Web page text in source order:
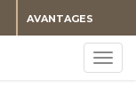
AVANTAGES